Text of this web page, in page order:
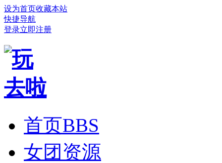
设为首页收藏本站
快捷导航
登录立即注册
首页BBS
女团资源